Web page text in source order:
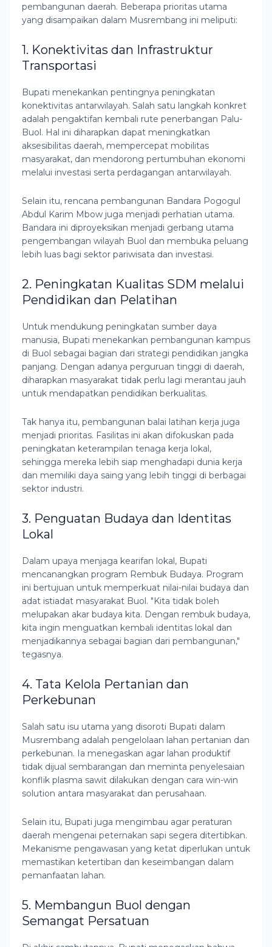
pembangunan daerah. Beberapa prioritas utama
yang disampaikan dalam Musrembang ini meliputi:
1. Konektivitas dan Infrastruktur
Transportasi
Bupati menekankan pentingnya peningkatan
konektivitas antarwilayah. Salah satu langkah konkret
adalah pengaktifan kembali rute penerbangan Palu-
Buol. Hal ini diharapkan dapat meningkatkan
aksesibilitas daerah, mempercepat mobilitas
masyarakat, dan mendorong pertumbuhan ekonomi
melalui investasi serta perdagangan antarwilayah.
Selain itu, rencana pembangunan Bandara Pogogul
Abdul Karim Mbow juga menjadi perhatian utama.
Bandara ini diproyeksikan menjadi gerbang utama
pengembangan wilayah Buol dan membuka peluang
lebih luas bagi sektor pariwisata dan investasi.
2. Peningkatan Kualitas SDM melalui
Pendidikan dan Pelatihan
Untuk mendukung peningkatan sumber daya
manusia, Bupati menekankan pembangunan kampus
di Buol sebagai bagian dari strategi pendidikan jangka
panjang. Dengan adanya perguruan tinggi di daerah,
diharapkan masyarakat tidak perlu lagi merantau jauh
untuk mendapatkan pendidikan berkualitas.
Tak hanya itu, pembangunan balai latihan kerja juga
menjadi prioritas. Fasilitas ini akan difokuskan pada
peningkatan keterampilan tenaga kerja lokal,
sehingga mereka lebih siap menghadapi dunia kerja
dan memiliki daya saing yang lebih tinggi di berbagai
sektor industri.
3. Penguatan Budaya dan Identitas
Lokal
Dalam upaya menjaga kearifan lokal, Bupati
mencanangkan program Rembuk Budaya. Program
ini bertujuan untuk memperkuat nilai-nilai budaya dan
adat istiadat masyarakat Buol. "Kita tidak boleh
melupakan akar budaya kita. Dengan rembuk budaya,
kita ingin menguatkan kembali identitas lokal dan
menjadikannya sebagai bagian dari pembangunan,"
tegasnya.
4. Tata Kelola Pertanian dan
Perkebunan
Salah satu isu utama yang disoroti Bupati dalam
Musrembang adalah pengelolaan lahan pertanian dan
perkebunan. Ia menegaskan agar lahan produktif
tidak dijual sembarangan dan meminta penyelesaian
konflik plasma sawit dilakukan dengan cara win-win
solution antara masyarakat dan perusahaan.
Selain itu, Bupati juga mengimbau agar peraturan
daerah mengenai peternakan sapi segera ditertibkan.
Mekanisme pengawasan yang ketat diperlukan untuk
memastikan ketertiban dan keseimbangan dalam
pemanfaatan lahan.
5. Membangun Buol dengan
Semangat Persatuan